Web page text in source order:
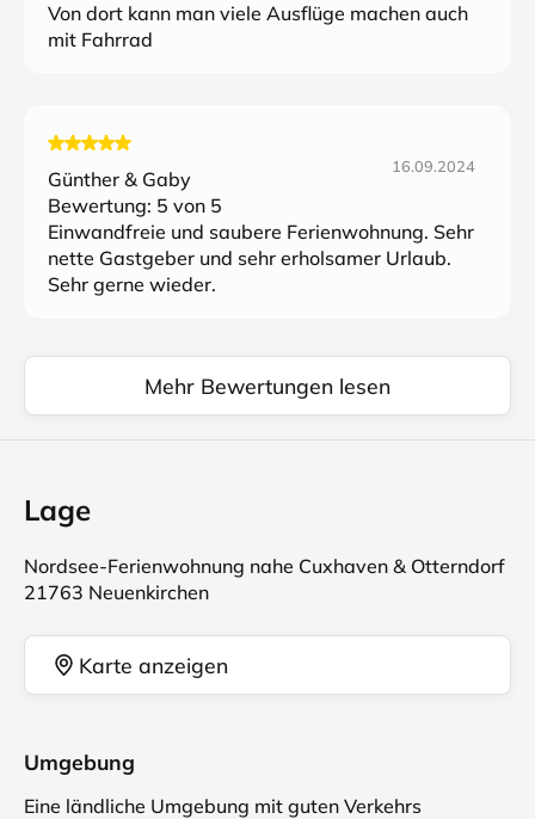
Von dort kann man viele Ausflüge machen auch
mit Fahrrad
Günther & Gaby
16.09.2024
Bewertung: 5 von 5
Einwandfreie und saubere Ferienwohnung. Sehr
nette Gastgeber und sehr erholsamer Urlaub.
Sehr gerne wieder.
Mehr Bewertungen lesen
Lage
Nordsee-Ferienwohnung nahe Cuxhaven & Otterndorf
21763 Neuenkirchen
Karte anzeigen
Umgebung
Eine ländliche Umgebung mit guten Verkehrs